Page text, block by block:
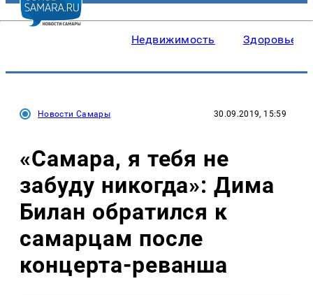
Недвижимость Здоровье
Новости Самары 30.09.2019, 15:59
«Самара, я тебя не
забуду никогда»: Дима
Билан обратился к
самарцам после
концерта-реванша